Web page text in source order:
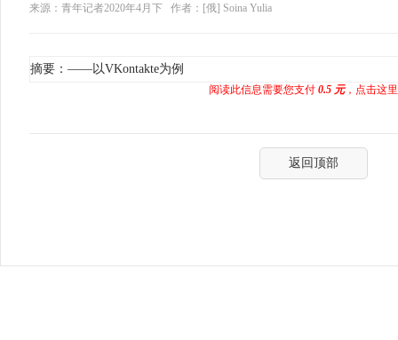
来源：青年记者2020年4月下
作者：[俄] Soina Yulia
摘要：——以VKontakte为例
阅读此信息需要您支付 0.5 元，点击这
返回顶部